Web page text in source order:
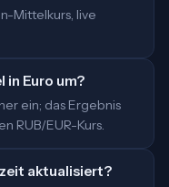
Mittelkurs, live
in Euro um?
ein; das Ergebnis
RUB/EUR-Kurs.
aktualisiert?